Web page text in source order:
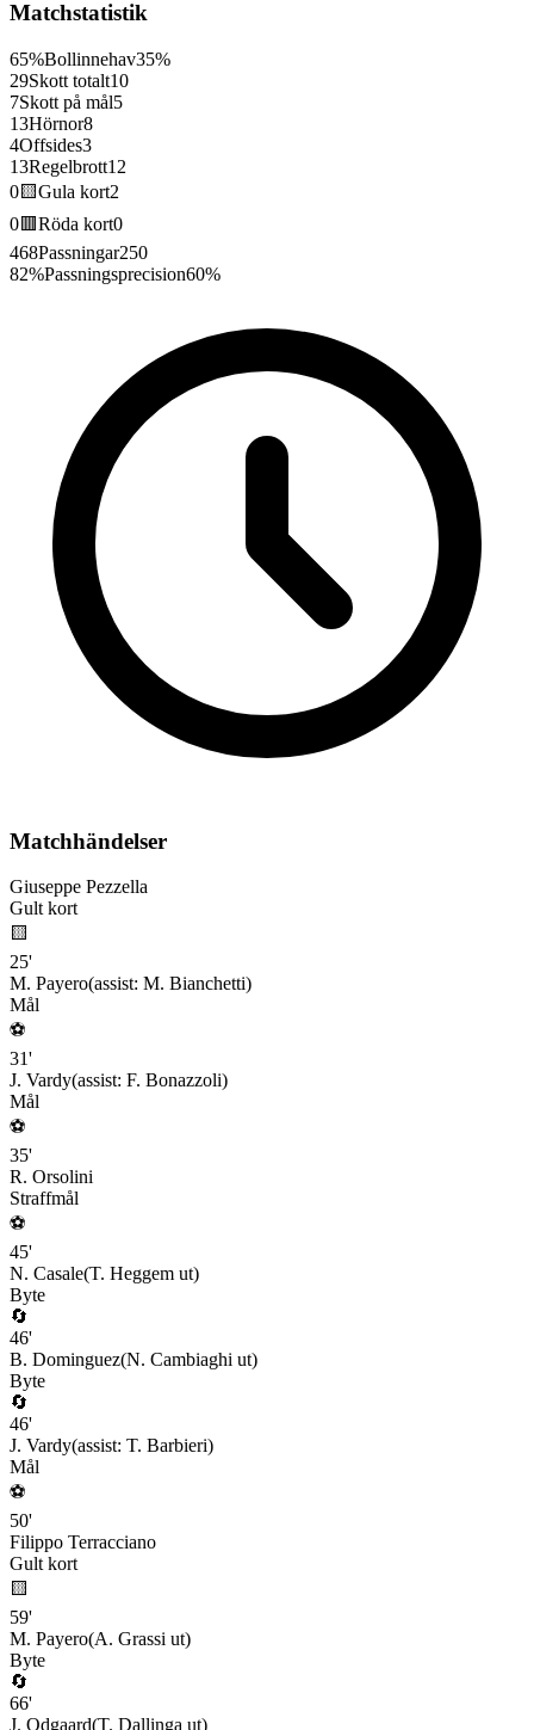
Matchstatistik
65%Bollinnehav35%
29Skott totalt10
7Skott på mål5
13Hörnor8
4Offsides3
13Regelbrott12
0🟨Gula kort2
0🟥Röda kort0
468Passningar250
82%Passningsprecision60%
Matchhändelser
Giuseppe Pezzella
Gult kort
🟨
25'
M. Payero(assist: M. Bianchetti)
Mål
⚽
31'
J. Vardy(assist: F. Bonazzoli)
Mål
⚽
35'
R. Orsolini
Straffmål
⚽
45'
N. Casale(T. Heggem ut)
Byte
🔄
46'
B. Dominguez(N. Cambiaghi ut)
Byte
🔄
46'
J. Vardy(assist: T. Barbieri)
Mål
⚽
50'
Filippo Terracciano
Gult kort
🟨
59'
M. Payero(A. Grassi ut)
Byte
🔄
66'
J. Odgaard(T. Dallinga ut)